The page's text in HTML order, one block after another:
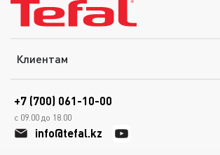
Клиентам
+7 (700) 061-10-00
с 09.00 до 18.00
info@tefal.kz